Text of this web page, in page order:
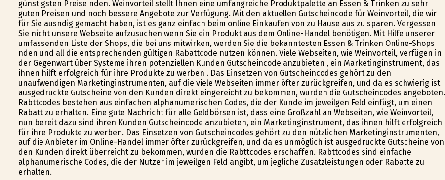
günstigsten Preise finden. Weinvorteil stellt Ihnen eine umfangreiche Produktpalette an Essen & Trinken zu sehr
guten Preisen und noch bessere Angebote zur Verfügung. Mit den aktuellen Gutscheincode für Weinvorteil, die wir
für Sie ausfindig gemacht haben, ist es ganz einfach beim online Einkaufen von zu Hause aus zu sparen. Vergessen
Sie nicht unsere Webseite aufzusuchen wenn Sie ein Produkt aus dem Online-Handel benötigen. Mit Hilfe unserer
umfassenden Liste der Shops, die bei uns mitwirken, werden Sie die bekanntesten Essen & Trinken Online-Shops
finden und all die entsprechenden gültigen Rabattcode nutzen können. Viele Webseiten, wie Weinvorteil, verfügen in
der Gegenwart über Systeme ihren potenziellen Kunden Gutscheincode anzubieten , ein Marketinginstrument, das
ihnen hilft erfolgreich für ihre Produkte zu werben . Das Einsetzen von Gutscheincodes gehört zu den
unaufwendigen Marketinginstrumenten, auf die viele Webseiten immer öfter zurückgreifen, und da es schwierig ist
ausgedruckte Gutscheine von den Kunden direkt eingereicht zu bekommen, wurden die Gutscheincodes angeboten.
Rabttcodes bestehen aus einfachen alphanumerischen Codes, die der Kunde im jeweilgen Feld einfügt, um einen
Rabatt zu erhalten. Eine gute Nachricht für alle Geldbörsen ist, dass eine Großzahl an Webseiten, wie Weinvorteil,
nun bereit dazu sind ihren Kunden Gutscheincode anzubieten, ein Marketinginstrument, das ihnen hilft erfolgreich
für ihre Produkte zu werben. Das Einsetzen von Gutscheincodes gehört zu den nützlichen Marketinginstrumenten,
auf die Anbieter im Online-Handel immer öfter zurückgreifen, und da es unmöglich ist ausgedruckte Gutscheine von
den Kunden direkt überreicht zu bekommen, wurden die Rabttcodes erschaffen. Rabttcodes sind einfache
alphanumerische Codes, die der Nutzer im jeweilgen Feld angibt, um jegliche Zusatzleistungen oder Rabatte zu
erhalten.